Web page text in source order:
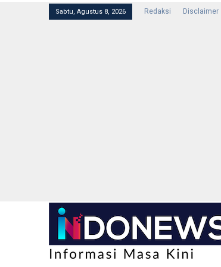
Sabtu, Agustus 8, 2026 Redaksi Disclaimer